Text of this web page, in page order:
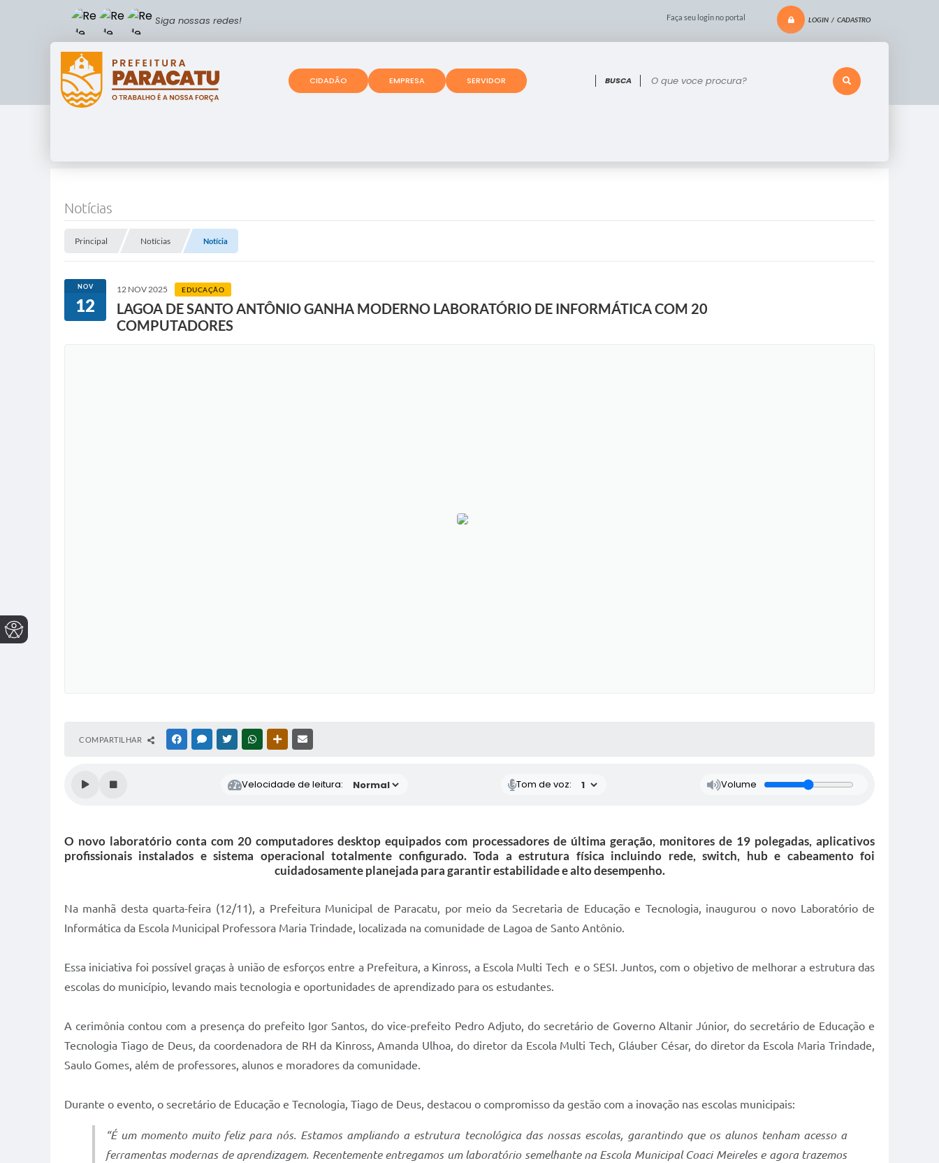
Faça seu login no portal LOGIN / CADASTRO
O que voce procura?
Siga nossas redes!
CIDADÃO EMPRESA SERVIDOR
Notícias
Principal Notícias Notícia
NOV
12
12 NOV 2025 EDUCAÇÃO
LAGOA DE SANTO ANTÔNIO GANHA MODERNO LABORATÓRIO DE INFORMÁTICA COM 20
COMPUTADORES
COMPARTILHAR FACEBOOKMESSENGER
TWITTERWHATSAPPOUTRAS MÍDIAS
Velocidade de leitura: Tom de voz: Volume
O novo laboratório conta com 20 computadores desktop equipados com processadores de última geração, monitores de 19 polegadas, aplicativos
profissionais instalados e sistema operacional totalmente configurado. Toda a estrutura física incluindo rede, switch, hub e cabeamento foi
cuidadosamente planejada para garantir estabilidade e alto desempenho.
Na manhã desta quarta-feira (12/11), a Prefeitura Municipal de Paracatu, por meio da Secretaria de Educação e Tecnologia, inaugurou o novo Laboratório de
Informática da Escola Municipal Professora Maria Trindade, localizada na comunidade de Lagoa de Santo Antônio.
Essa iniciativa foi possível graças à união de esforços entre a Prefeitura, a Kinross, a Escola Multi Tech e o SESI. Juntos, com o objetivo de melhorar a estrutura das
escolas do município, levando mais tecnologia e oportunidades de aprendizado para os estudantes.
A cerimônia contou com a presença do prefeito Igor Santos, do vice-prefeito Pedro Adjuto, do secretário de Governo Altanir Júnior, do secretário de Educação e
Tecnologia Tiago de Deus, da coordenadora de RH da Kinross, Amanda Ulhoa, do diretor da Escola Multi Tech, Gláuber César, do diretor da Escola Maria Trindade,
Saulo Gomes, além de professores, alunos e moradores da comunidade.
Durante o evento, o secretário de Educação e Tecnologia, Tiago de Deus, destacou o compromisso da gestão com a inovação nas escolas municipais:
“É um momento muito feliz para nós. Estamos ampliando a estrutura tecnológica das nossas escolas, garantindo que os alunos tenham acesso a
ferramentas modernas de aprendizagem. Recentemente entregamos um laboratório semelhante na Escola Municipal Coaci Meireles e agora trazemos